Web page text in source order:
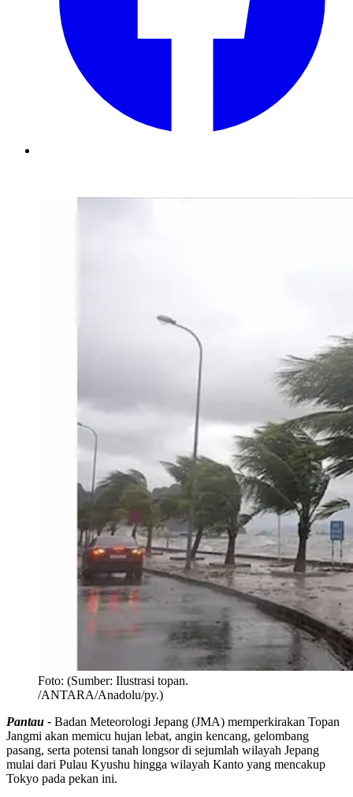
Foto: (Sumber: Ilustrasi topan.
/ANTARA/Anadolu/py.)
Pantau - Badan Meteorologi Jepang (JMA) memperkirakan Topan
Jangmi akan memicu hujan lebat, angin kencang, gelombang
pasang, serta potensi tanah longsor di sejumlah wilayah Jepang
mulai dari Pulau Kyushu hingga wilayah Kanto yang mencakup
Tokyo pada pekan ini.